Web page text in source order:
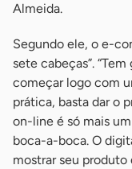
Almeida.
Segundo ele, o e-
sete cabeças”.
começar logo com
prática, basta dar o
on-line é só mais
boca-a-boca. O
mostrar seu produto